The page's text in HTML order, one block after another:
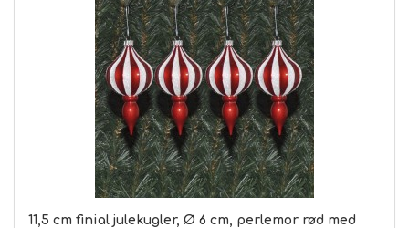
11,5 cm finial julekugler, Ø 6 cm, perlemor rød med